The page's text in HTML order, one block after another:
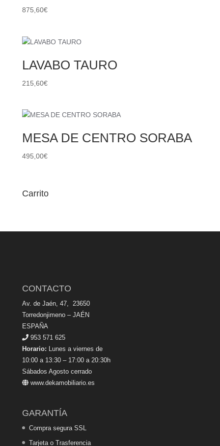
875,60€
LAVABO TAURO
215,60€
MESA DE CENTRO SORABA
495,00€
Carrito
CONTACTO
Av. de Jaén, 47, 23650
Torredonjimeno – JAÉN
ESPAÑA
953 571 625
Horario: Lunes a viernes de
10:00 a 13:30 – 17:00 a 20:30h
Sábados Agosto cerrado
www.dekamobiliario.es
GARANTÍA
Compra segura SSL
Tarjeta o Trasferencia